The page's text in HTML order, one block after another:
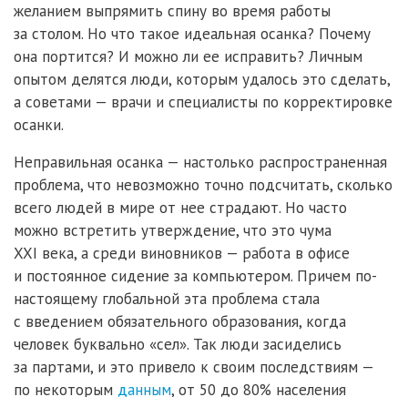
желанием выпрямить спину во время работы
за столом. Но что такое идеальная осанка? Почему
она портится? И можно ли ее исправить? Личным
опытом делятся люди, которым удалось это сделать,
а советами — врачи и специалисты по корректировке
осанки.
Неправильная осанка — настолько распространенная
проблема, что невозможно точно подсчитать, сколько
всего людей в мире от нее страдают. Но часто
можно встретить утверждение, что это чума
XXI века, а среди виновников — работа в офисе
и постоянное сидение за компьютером. Причем по-
настоящему глобальной эта проблема стала
с введением обязательного образования, когда
человек буквально «сел». Так люди засиделись
за партами, и это привело к своим последствиям —
по некоторым данным, от 50 до 80% населения